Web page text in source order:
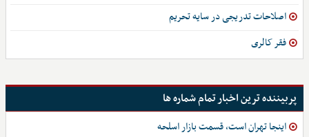
اصلاحات تدریجی در سایه تحریم
فقر کالری
پربیننده ترین اخبار تمام شماره ها
اینجا تهران است، قسمت بازار اسلحه